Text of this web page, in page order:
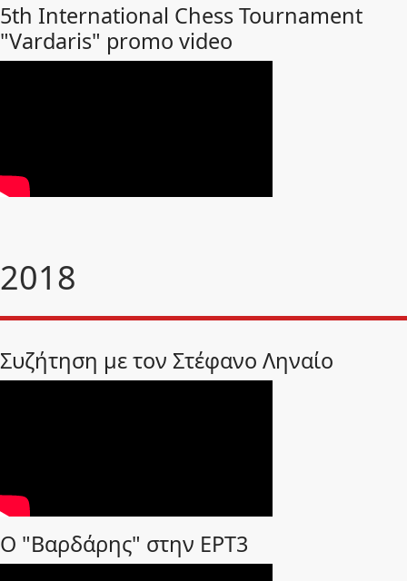
5th International Chess Tournament
"Vardaris" promo video
2018
Συζήτηση με τον Στέφανο Ληναίο
Ο "Βαρδάρης" στην ΕΡΤ3